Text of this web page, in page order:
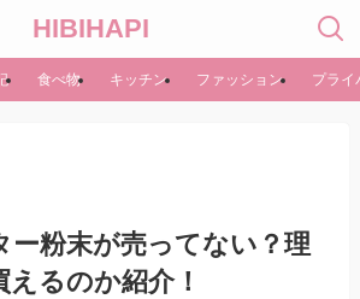
HIBIHAPI
食べ物 キッチン ファッション プライ
ー粉末が売ってない？理
るのか紹介！